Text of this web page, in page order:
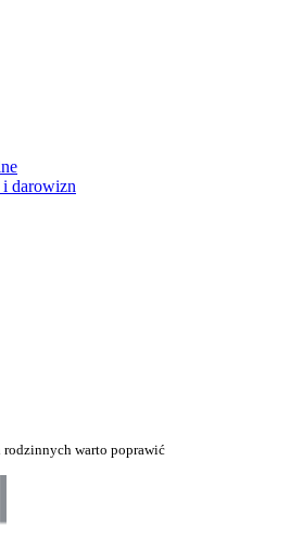
i darowizn
rodzinnych warto poprawić